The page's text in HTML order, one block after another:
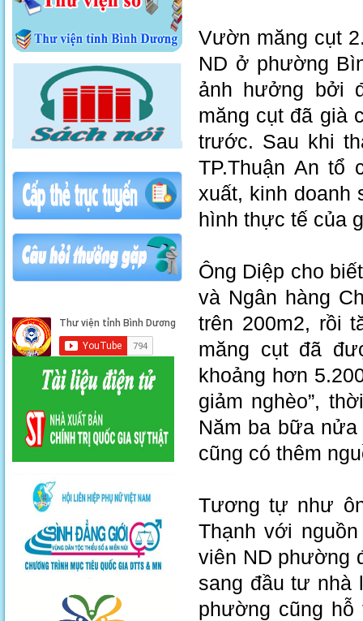
Vườn măng cụt
ND ở phường
ảnh hưởng bởi
măng cụt đã già
trước. Sau khi
TP.Thuận An tổ
xuất, kinh doanh
hình thực tế của
Ông Diệp cho
và Ngân hàng
trên 200m2, rồi
măng cụt đã
khoảng hơn
giảm nghèo”,
Năm ba bữa
cũng có thêm
Tương tự như
Thạnh với
viên ND phường
sang đầu tư nhà
phường cũng